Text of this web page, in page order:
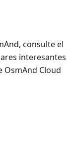
consulte el
interesantes
OsmAnd Cloud